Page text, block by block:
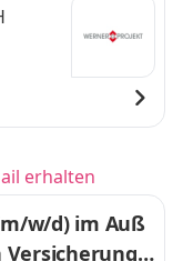
erhalten
w/d) im Auß